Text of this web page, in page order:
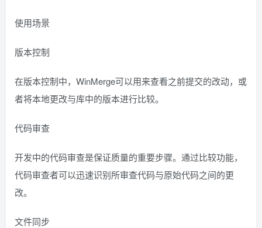
使用场景
版本控制
在版本控制中，WinMerge可以用来查看之前提交的改动，或
者将本地更改与库中的版本进行比较。
代码审查
开发中的代码审查是保证质量的重要步骤。通过比较功能，
代码审查者可以迅速识别所审查代码与原始代码之间的更
改。
文件同步